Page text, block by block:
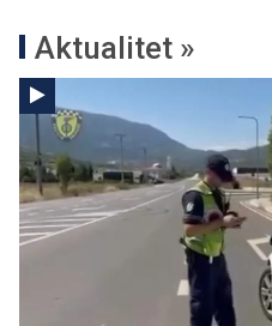
Aktualitet »